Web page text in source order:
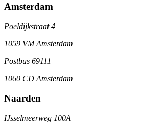
Amsterdam
Poeldijkstraat 4
1059 VM Amsterdam
Postbus 69111
1060 CD Amsterdam
Naarden
IJsselmeerweg 100A